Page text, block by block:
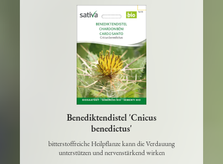
Benediktendistel 'Cnicus
benedictus'
bitterstoffreiche Heilpflanze kann die Verdauung